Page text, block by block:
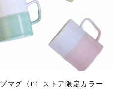
マグ〈F〉ストア限定カラー